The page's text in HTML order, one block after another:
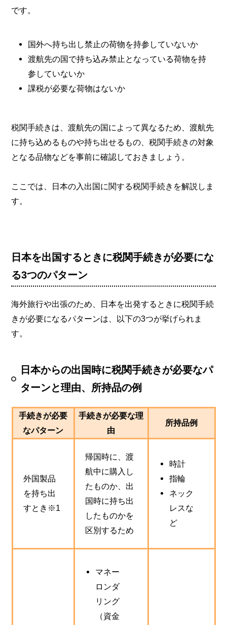
です。
国外へ持ち出し禁止の荷物を持参していないか
渡航先の国で持ち込み禁止となっている荷物を持
参していないか
課税が必要な荷物はないか
税関手続きは、渡航先の国によって異なるため、渡航先
に持ち込めるものや持ち出せるもの、税関手続きの対象
となる品物などを事前に確認しておきましょう。
ここでは、日本の入出国に関する税関手続きを解説しま
す。
日本を出国するときに税関手続きが必要にな
る3つのパターン
海外旅行や出張のため、日本を出発するときに税関手続
きが必要になるパターンは、以下の3つが挙げられま
す。
日本からの出国時に税関手続きが必要なパ
ターンと理由、所持品の例
手続きが必要
なパターン
手続きが必要な理
由
所持品例
外国製品
を持ち出
すとき※1
帰国時に、渡
航中に購入し
たものか、出
国時に持ち出
したものかを
区別するため
時計
指輪
ネック
レスな
ど
マネー
ロンダ
リング
（資金